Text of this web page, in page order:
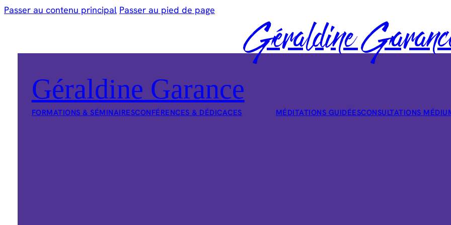
Passer au contenu principal Passer au pied de page
Géraldine
Géraldine Garance
FORMATIONS & SÉMINAIRESCONFÉRENCES & DÉDICACES MÉDITATIONS GUIDÉESCONSULTATIONS